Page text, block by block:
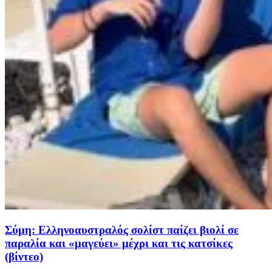
Σύμη: Ελληνοαυστραλός σολίστ παίζει βιολί σε
παραλία και «μαγεύει» μέχρι και τις κατσίκες
(βίντεο)